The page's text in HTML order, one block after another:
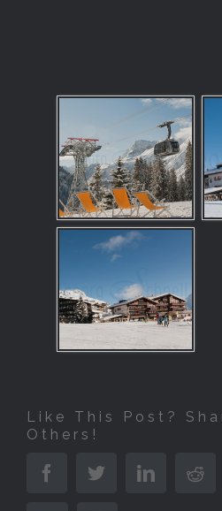
Like This Post?
Others!
FacebookTwitterLinkedin